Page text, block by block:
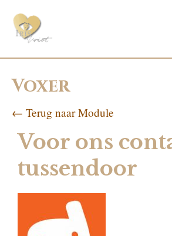
Voxer
← Terug naar Module
Voor ons
tussendoor